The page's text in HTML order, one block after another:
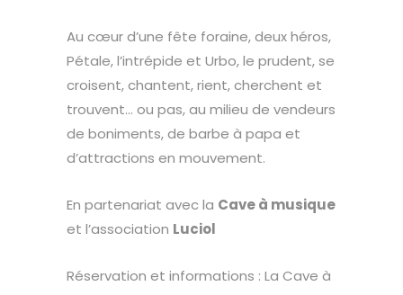
Au cœur d’une fête foraine, deux héros,
Pétale, l’intrépide et Urbo, le prudent, se
croisent, chantent, rient, cherchent et
trouvent… ou pas, au milieu de vendeurs
de boniments, de barbe à papa et
d’attractions en mouvement.
En partenariat avec la Cave à musique
et l’association Luciol
Réservation et informations : La Cave à